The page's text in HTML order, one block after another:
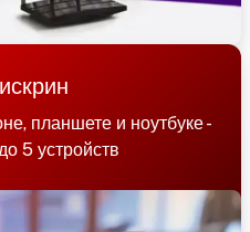
планшете и ноутбуке -
5 устройств